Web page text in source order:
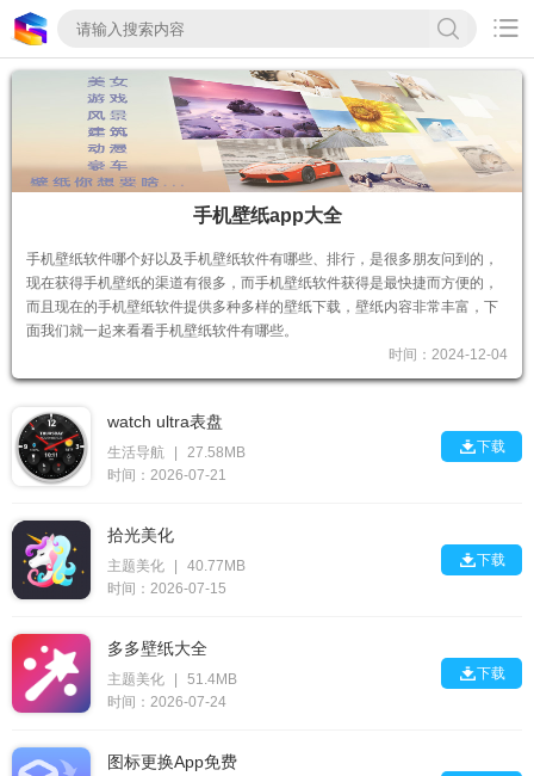

手机壁纸app大全
手机壁纸软件哪个好以及手机壁纸软件有哪些、排行，是很多朋友问到的，
现在获得手机壁纸的渠道有很多，而手机壁纸软件获得是最快捷而方便的，
而且现在的手机壁纸软件提供多种多样的壁纸下载，壁纸内容非常丰富，下
面我们就一起来看看手机壁纸软件有哪些。
时间：2024-12-04
watch ultra表盘
生活导航
27.58MB
时间：2026-07-21
下载
拾光美化
主题美化
40.77MB
时间：2026-07-15
下载
多多壁纸大全
主题美化
51.4MB
时间：2026-07-24
下载
图标更换App免费